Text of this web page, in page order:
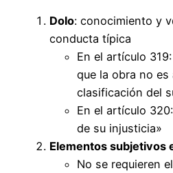
Dolo: conocimiento y
conducta típica
En el artículo
que la obra no
clasificación del
En el artículo
de su injusticia»
Elementos subjetivos
No se requieren